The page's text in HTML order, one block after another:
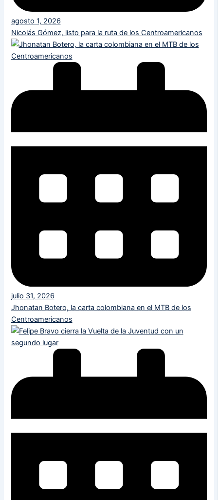
agosto 1, 2026
Nicolás Gómez, listo para la ruta de los Centroamericanos
julio 31, 2026
Jhonatan Botero, la carta colombiana en el MTB de los
Centroamericanos